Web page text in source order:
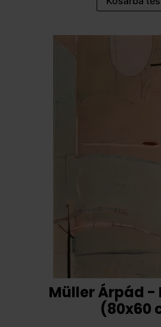
Müller Árpád -
(80x60